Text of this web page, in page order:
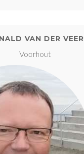
VAN DER VEER
Voorhout